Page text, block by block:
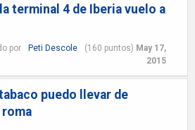
terminal 4 de Iberia vuelo a
por Peti Descole (160 puntos) May 17,
2015
puedo llevar de
roma